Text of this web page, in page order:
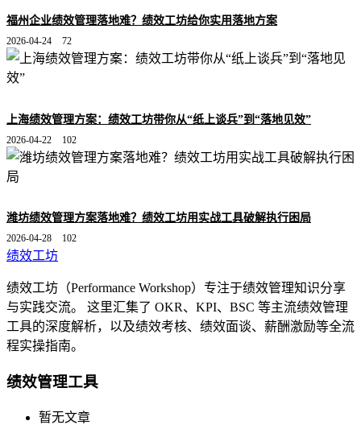
福州企业绩效管理落地难？绩效工坊给你实用落地方案
2026-04-24 72
上海绩效管理方案：绩效工坊带你从“纸上谈兵”到“落地见效”
2026-04-22 102
潍坊绩效管理方案落地难？绩效工坊用实战工具破解执行困局
2026-04-28 102
绩效工坊
绩效工坊（Performance Workshop）专注于绩效管理知识分享
与实践交流。 这里汇集了 OKR、KPI、BSC 等主流绩效管理
工具的深度解析，以及绩效考核、绩效面谈、薪酬激励等全流
程实操指南。
绩效管理工具
暂无文章